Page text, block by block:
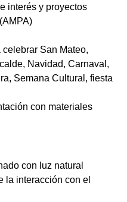
interés y proyectos
San Mateo,
Navidad, Carnaval,
Semana Cultural, fiesta
con materiales
con luz natural
la interacción con el